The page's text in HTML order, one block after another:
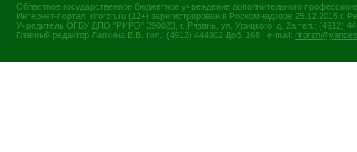
Областное государственное бюджетное учреждение дополнительного
Интернет-портал rirorzn.ru (12+) зарегистрирован в Роскомнадзоре 25.12.2015
Учредитель ОГБУ ДПО "РИРО" 390023, г. Рязань, ул. Урицкого, д. 2а тел.: (4912)
Главный редактор Лапкина Е.В. тел.: (4912) 444902 Доб. 168, e-mail: